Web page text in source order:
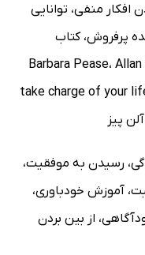
افکار منفی، توانایی
پرفروش،کتاب
Barbara Pease،
take charge of your
پیز
، رسیدن به موفقیت،
، آموزش خودباوری،
، از بین بردن